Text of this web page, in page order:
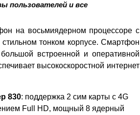
пользователей и все
на восьмиядерном процессоре с
тонком корпусе. Смартфон
встроенной и оперативной
высокоскоростной интернет
830: поддержка 2 сим карты с 4G
Full HD, мощный 8 ядерный